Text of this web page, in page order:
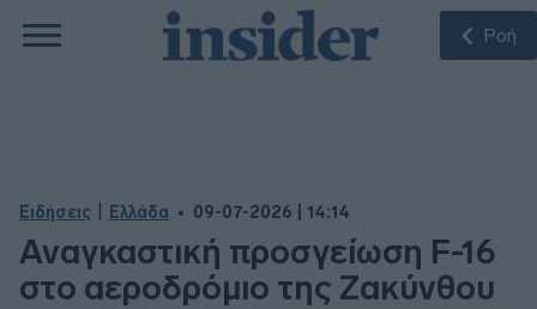
Ροή
Ειδήσεις Ελλάδα 09-07-2026 | 14:14
Αναγκαστική προσγείωση F-16
στο αεροδρόμιο της Ζακύνθου